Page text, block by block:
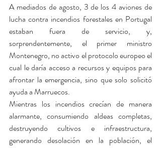
A mediados de agosto, 3 de los 4 aviones de
lucha contra incendios forestales en Portugal
estaban fuera de servicio, y,
sorprendentemente, el primer ministro
Montenegro, no activo el protocolo europeo el
cual le daría acceso a recursos y equipos para
afrontar la emergencia, sino que solo solicitó
ayuda a Marruecos.
Mientras los incendios crecían de manera
alarmante, consumiendo aldeas completas,
destruyendo cultivos e infraestructura,
generando desolación en la población, el